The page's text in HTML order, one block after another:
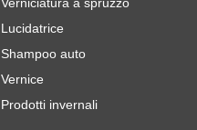
Lucidatrice
Shampoo auto
Vernice
Prodotti invernali